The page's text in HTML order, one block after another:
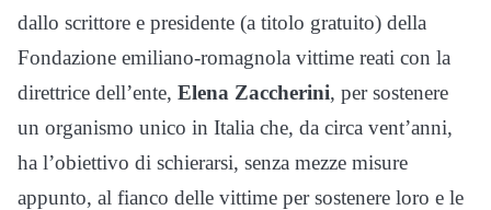
dallo scrittore e presidente (a titolo gratuito) della
Fondazione emiliano-romagnola vittime reati con la
direttrice dell’ente, Elena Zaccherini, per sostenere
un organismo unico in Italia che, da circa vent’anni,
ha l’obiettivo di schierarsi, senza mezze misure
appunto, al fianco delle vittime per sostenere loro e le